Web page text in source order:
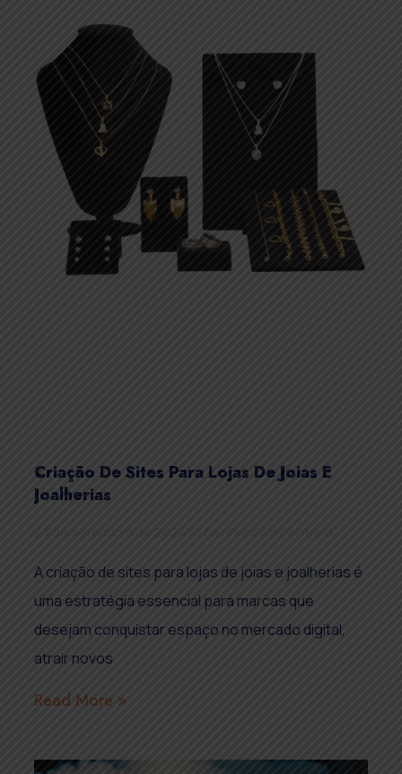
Criação De Sites Para Lojas De Joias E
Joalherias
A criação de sites para lojas de joias e joalherias é
uma estratégia essencial para marcas que
desejam conquistar espaço no mercado digital,
atrair novos
Read More »